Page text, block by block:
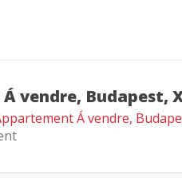
vendre, Budapest,
Á vendre,